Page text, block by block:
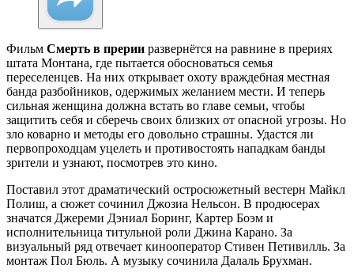
Фильм Смерть в прерии развернётся на равнине в прериях
штата Монтана, где пытается обосноваться семья
переселенцев. На них открывает охоту враждебная местная
банда разбойников, одержимых желанием мести. И теперь
сильная женщина должна встать во главе семьи, чтобы
защитить себя и сберечь своих близких от опасной угрозы. Но
зло коварно и методы его довольно страшны. Удастся ли
первопроходцам уцелеть и противостоять нападкам банды
зрители и узнают, посмотрев это кино.
Поставил этот драматический остросюжетный вестерн Майкл
Полиш, а сюжет сочинил Джозиа Нельсон. В продюсерах
значатся Джереми Дэниал Боринг, Картер Боэм и
исполнительница титульной роли Джина Карано. За
визуальный ряд отвечает кинооператор Стивен Петивилль. За
монтаж Пол Бюль. А музыку сочинила Далаль Брухман.